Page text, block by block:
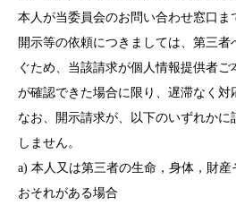
本人が当委員会のお問い合わせ窓口ま
開示等の依頼につきましては、第三
ぐため、当該請求が個人情報提供者ご
が確認できた場合に限り、遅滞なく対
なお、開示請求が、以下のいずれか
しません。
a) 本人又は第三者の生命，身体，財
おそれがある場合